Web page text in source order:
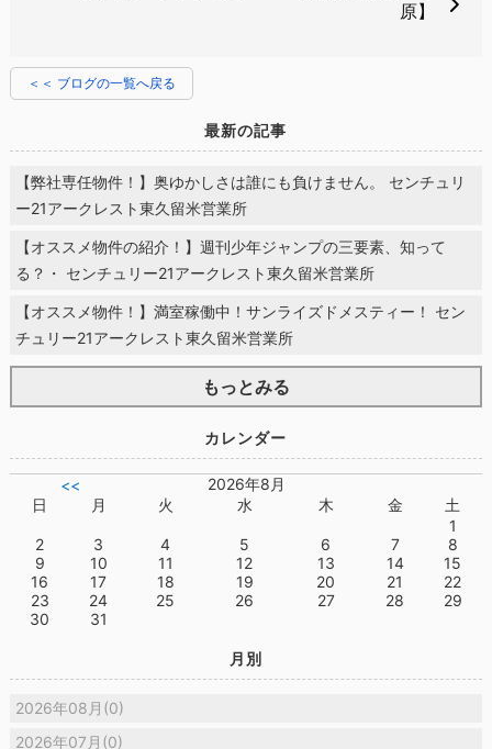
原】
＜＜ ブログの一覧へ戻る
最新の記事
【弊社専任物件！】奥ゆかしさは誰にも負けません。 センチュリ
ー21アークレスト東久留米営業所
【オススメ物件の紹介！】週刊少年ジャンプの三要素、知って
る？・ センチュリー21アークレスト東久留米営業所
【オススメ物件！】満室稼働中！サンライズドメスティー！ セン
チュリー21アークレスト東久留米営業所
もっとみる
カレンダー
<<
2026年8月
日
月 火 水 木 金
土
1
2
3 4 5 6 7
8
9
10 11 12 13 14
15
16
17 18 19 20 21
22
23
24 25 26 27 28
29
30
31
月別
2026年08月(0)
2026年07月(0)